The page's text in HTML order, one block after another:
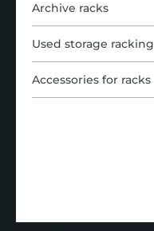
Archive racks
Used storage racking
Accessories for racks